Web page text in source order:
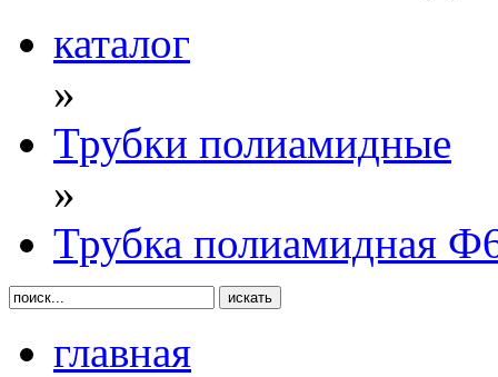
каталог
»
Трубки полиамидные
»
Трубка полиамидная
главная